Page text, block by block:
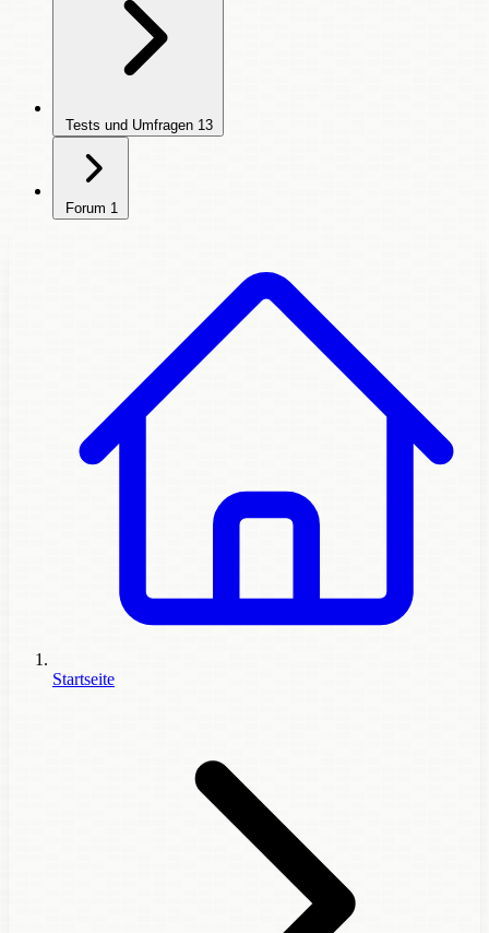
Tests und Umfragen 13
Forum 1
Startseite